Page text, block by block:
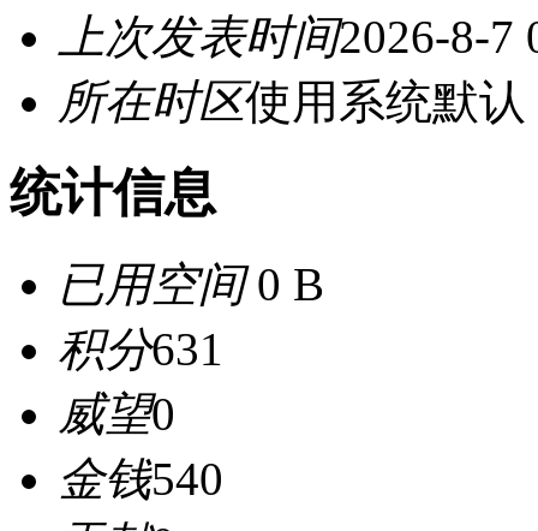
上次发表时间2026-8-7
所在时区使用系统默认
统计信息
已用空间0 B
积分631
威望0
金钱540